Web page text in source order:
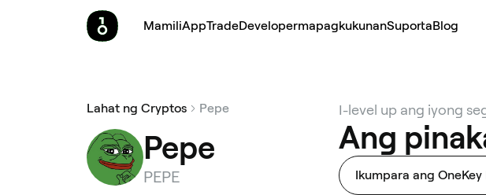
MamiliAppTradeDevelopermapagkukunanSuportaBlog
Lahat ng Cryptos Pepe
Pepe
PEPE
I-level up ang iyong
Ang
Ikumpara ang